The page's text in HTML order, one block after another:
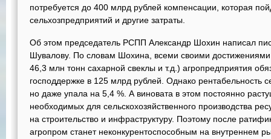
потребуется до 400 млрд рублей компенсации, которая
сельхозпредприятий и другие затраты.
Об этом председатель РСПП Александр Шохин написал
Шувалову. По словам Шохина, всеми своими
46,3 млн тонн сахарной свеклы и т.д.) агропредприятия
господдержке в 125 млрд рублей. Однако рентабельность
но даже упала на 5,4 %. А виновата в этом постоянно
необходимых для сельскохозяйственного производства
на строительство и инфраструктуру. Поэтому после
агропром станет неконкурентоспособным на внутреннем